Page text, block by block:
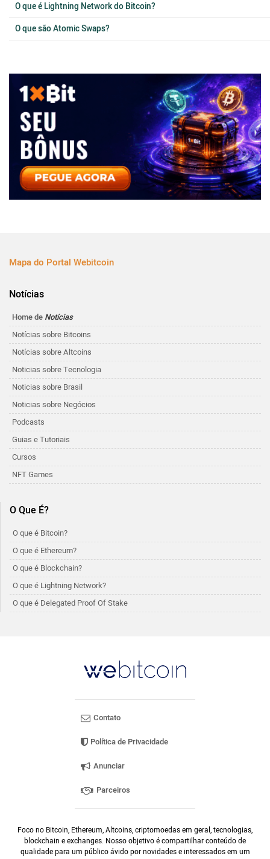
O que é Lightning Network do Bitcoin?
O que são Atomic Swaps?
Mapa do Portal Webitcoin
Notícias
Home de Notícias
Notícias sobre Bitcoins
Notícias sobre Altcoins
Noticias sobre Tecnologia
Noticias sobre Brasil
Noticias sobre Negócios
Podcasts
Guias e Tutoriais
Cursos
NFT Games
O Que É?
O que é Bitcoin?
O que é Ethereum?
O que é Blockchain?
O que é Lightning Network?
O que é Delegated Proof Of Stake
Contato
Política de Privacidade
Anunciar
Parceiros
Foco no Bitcoin, Ethereum, Altcoins, criptomoedas em geral, tecnologias,
blockchain e exchanges. Nosso objetivo é compartilhar conteúdo de
qualidade para um público ávido por novidades e interessados em um